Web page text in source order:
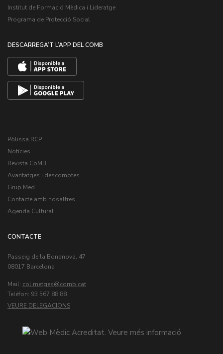
Institut de Formació Mèdica i Lideratge
Programa de Protecció Social
DESCARREGA’T L’APP DEL COMB
Pòlissa RCP
Notícies
Revista CoMB
Avantatges i descomptes
Grup Med
Contacte amb nosaltres
Agenda Cultural
CONTACTE
Passeig de la Bonanova, 47
08017 Barcelona
Mail: col.metges
Teléfon: 93 567 88 88
VEURE DELEGACIONS